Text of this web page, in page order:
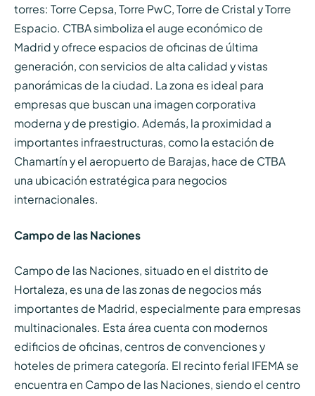
torres: Torre Cepsa, Torre PwC, Torre de Cristal y Torre
Espacio. CTBA simboliza el auge económico de
Madrid y ofrece espacios de oficinas de última
generación, con servicios de alta calidad y vistas
panorámicas de la ciudad. La zona es ideal para
empresas que buscan una imagen corporativa
moderna y de prestigio. Además, la proximidad a
importantes infraestructuras, como la estación de
Chamartín y el aeropuerto de Barajas, hace de CTBA
una ubicación estratégica para negocios
internacionales.
Campo de las Naciones
Campo de las Naciones, situado en el distrito de
Hortaleza, es una de las zonas de negocios más
importantes de Madrid, especialmente para empresas
multinacionales. Esta área cuenta con modernos
edificios de oficinas, centros de convenciones y
hoteles de primera categoría. El recinto ferial IFEMA se
encuentra en Campo de las Naciones, siendo el centro